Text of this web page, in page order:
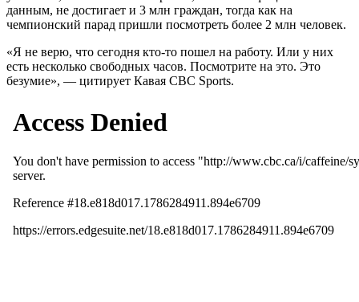
данным, не достигает и 3 млн граждан, тогда как на
чемпионский парад пришли посмотреть более 2 млн человек.
«Я не верю, что сегодня кто-то пошел на работу. Или у них
есть несколько свободных часов. Посмотрите на это. Это
безумие», — цитирует Кавая СBC Sports.